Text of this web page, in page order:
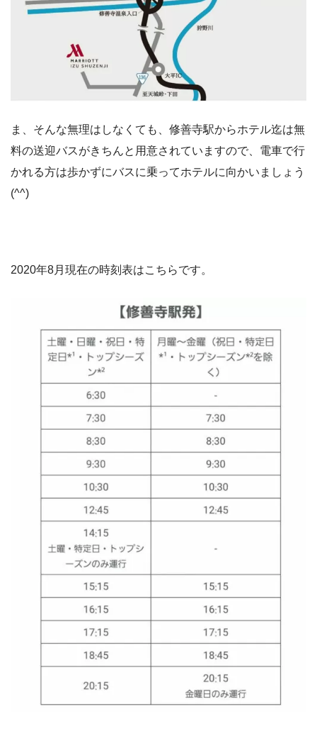
ま、そんな無理はしなくても、修善寺駅からホテル迄は無
料の送迎バスがきちんと用意されていますので、電車で行
かれる方は歩かずにバスに乗ってホテルに向かいましょう
(^^)
2020年8月現在の時刻表はこちらです。